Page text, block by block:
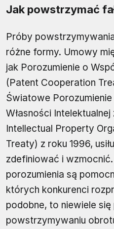
Jak powstrzymać
Próby
różne formy. Umowy
jak Porozumienie o
(Patent Cooperation
Światowe
Własności
Intellectual Property
Treaty) z roku 1996,
zdefiniować i
porozumienia są
których konkurenci
podobne, to niewiele się
powstrzymywaniu